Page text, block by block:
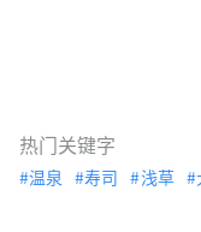
热门关键字
温泉 寿司 浅草